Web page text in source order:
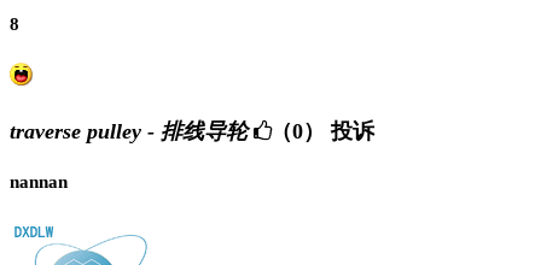
8
traverse pulley - 排线导轮 （0） 投诉
nannan